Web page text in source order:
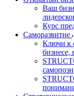
Ваш
Курс
Саморазвитие
Ключи к
бизнесе,